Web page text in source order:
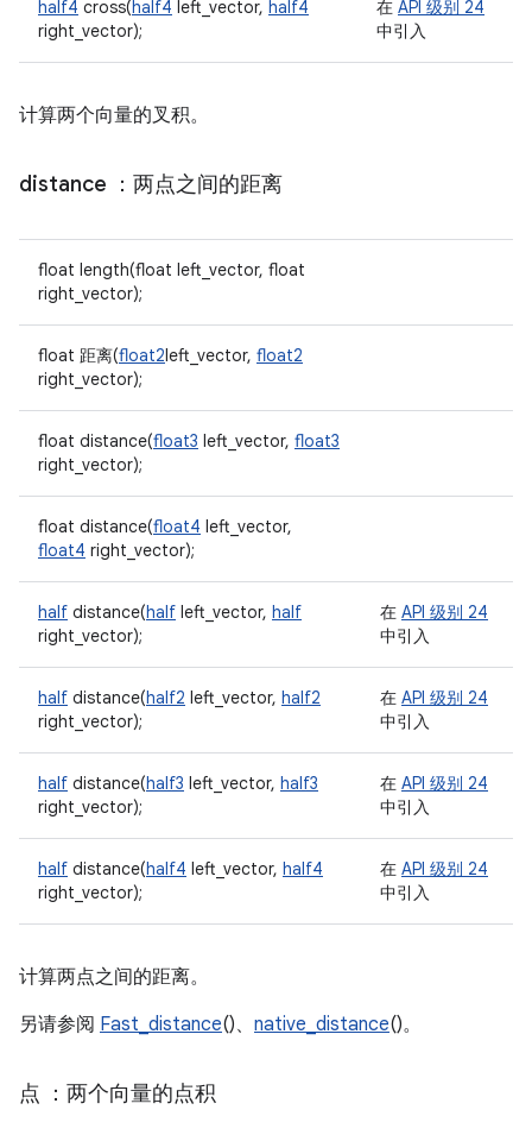
half4 cross(half4 left_vector, half4
right_vector);
在 API 级别 24
中引入
计算两个向量的叉积。
distance ：两点之间的距离
float length(float left_vector, float
right_vector);
float 距离(float2left_vector, float2
right_vector);
float distance(float3 left_vector, float3
right_vector);
float distance(float4 left_vector,
float4 right_vector);
half distance(half left_vector, half
right_vector);
在 API 级别 24
中引入
half distance(half2 left_vector, half2
right_vector);
在 API 级别 24
中引入
half distance(half3 left_vector, half3
right_vector);
在 API 级别 24
中引入
half distance(half4 left_vector, half4
right_vector);
在 API 级别 24
中引入
计算两点之间的距离。
另请参阅 Fast_distance()、 native_distance()。
点 ：两个向量的点积